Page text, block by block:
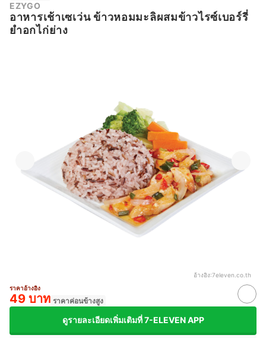
EZYGO
อาหารเช้าเซเว่น ข้าวหอมมะลิผสมข้าวไรซ์เบอร์รี่
ยำอกไก่ย่าง
อ้างอิง:7eleven.co.th
ราคาอ้างอิง
49 บาท ราคาค่อนข้างสูง
ดูรายละเอียดเพิ่มเติมที่ 7-ELEVEN APP